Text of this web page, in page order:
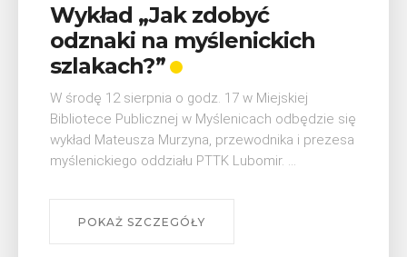
Wykład „Jak zdobyć
odznaki na myślenickich
szlakach?”
W środę 12 sierpnia o godz. 17 w Miejskiej
Bibliotece Publicznej w Myślenicach odbędzie się
wykład Mateusza Murzyna, przewodnika i prezesa
myślenickiego oddziału PTTK Lubomir. ...
POKAŻ SZCZEGÓŁY